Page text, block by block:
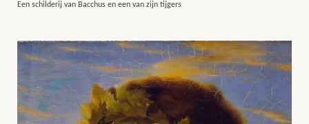
Een schilderij van Bacchus en een van zijn tijgers